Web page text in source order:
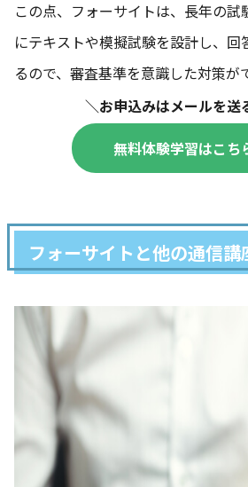
この点、フォーサイトは、長年の
にテキストや模擬試験を設計し、回
るので、審査基準を意識した対策が
＼お申込みはメールを送
無料体験学習はこち
フォーサイトと他の通信